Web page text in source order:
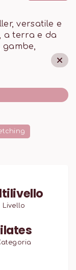
versatile e
a terra e da
Livello